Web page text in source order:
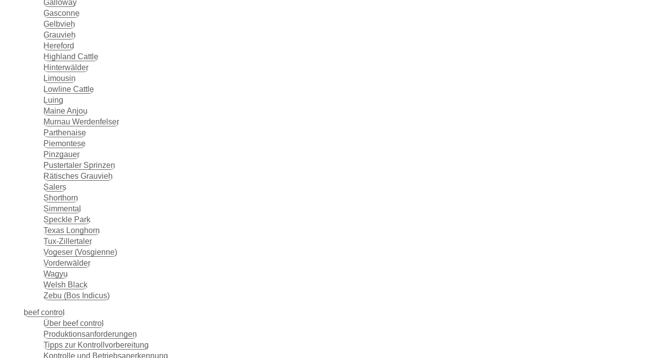
Galloway
Gasconne
Gelbvieh
Grauvieh
Hereford
Highland Cattle
Hinterwälder
Limousin
Lowline Cattle
Luing
Maine Anjou
Murnau Werdenfelser
Parthenaise
Piemontese
Pinzgauer
Pustertaler Sprinzen
Rätisches Grauvieh
Salers
Shorthorn
Simmental
Speckle Park
Texas Longhorn
Tux-Zillertaler
Vogeser (Vosgienne)
Vorderwälder
Wagyu
Welsh Black
Zebu (Bos Indicus)
beef control
Über beef control
Produktionsanforderungen
Tipps zur Kontrollvorbereitung
Kontrolle und Betriebsanerkennung